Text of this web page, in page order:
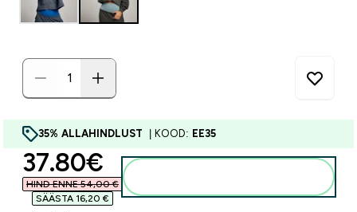
35% ALLAHINDLUST | KOOD: EE35
discounted price
37.80€‎
HIND ENNE 54,00 €‎
SÄÄSTA 16,20 €‎